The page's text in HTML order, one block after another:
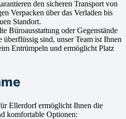
den sicheren Transport von
Verpacken über das Verladen bis
Standort.
Büroausstattung oder Gegenstände
überflüssig sind, unser Team ist Ihnen
Entrümpeln und ermöglicht Platz
Ellerdorf ermöglicht Ihnen die
komfortable Optionen: